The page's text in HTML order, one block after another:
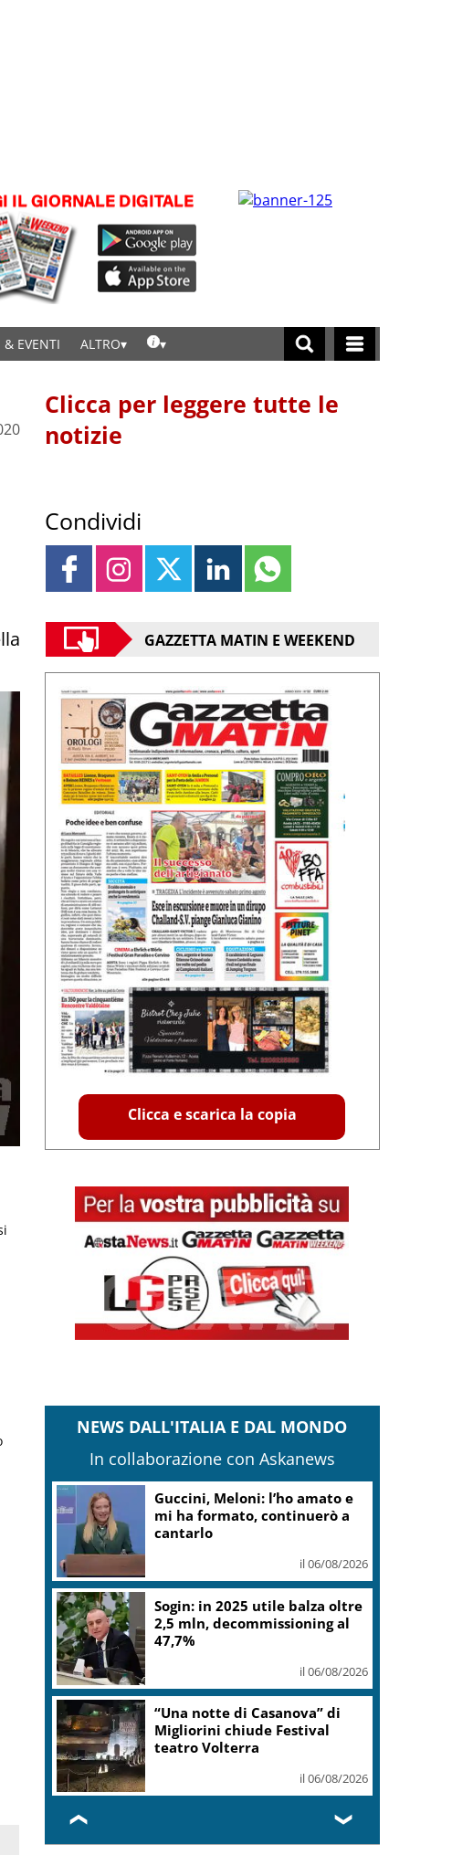
EVENTI ALTRO
Clicca per leggere tutte le
notizie
Condividi
GAZZETTA MATIN E WEEKEND
Clicca e scarica la copia
NEWS DALL'ITALIA E DAL MONDO
In collaborazione con Askanews
Guccini, Meloni: l’ho amato e
mi ha formato, continuerò a
cantarlo
il 06/08/2026
Sogin: in 2025 utile balza oltre
2,5 mln, decommissioning al
47,7%
il 06/08/2026
“Una notte di Casanova” di
Migliorini chiude Festival
teatro Volterra
il 06/08/2026
❮ ❯